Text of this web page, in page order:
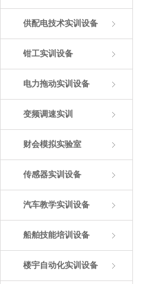
供配电技术实训设备
钳工实训设备
电力拖动实训设备
变频调速实训
财会模拟实验室
传感器实训设备
汽车教学实训设备
船舶技能培训设备
楼宇自动化实训设备